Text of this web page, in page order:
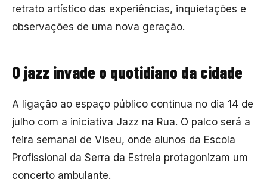
retrato artístico das experiências, inquietações e
observações de uma nova geração.
O jazz invade o quotidiano da cidade
A ligação ao espaço público continua no dia 14 de
julho com a iniciativa Jazz na Rua. O palco será a
feira semanal de Viseu, onde alunos da Escola
Profissional da Serra da Estrela protagonizam um
concerto ambulante.